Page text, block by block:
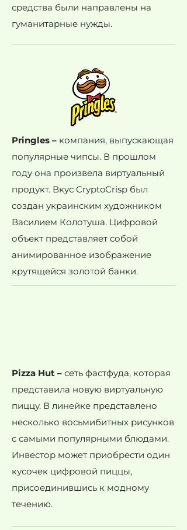
средства были направлены на
гуманитарные нужды.
Pringles – компания, выпускающая
популярные чипсы. В прошлом
году она произвела виртуальный
продукт. Вкус CryptoCrisp был
создан украинским художником
Василием Колотуша. Цифровой
объект представляет собой
анимированное изображение
крутящейся золотой банки.
Pizza Hut – сеть фастфуда, которая
представила новую виртуальную
пиццу. В линейке представлено
несколько восьмибитных рисунков
с самыми популярными блюдами.
Инвестор может приобрести один
кусочек цифровой пиццы,
присоединившись к модному
течению.